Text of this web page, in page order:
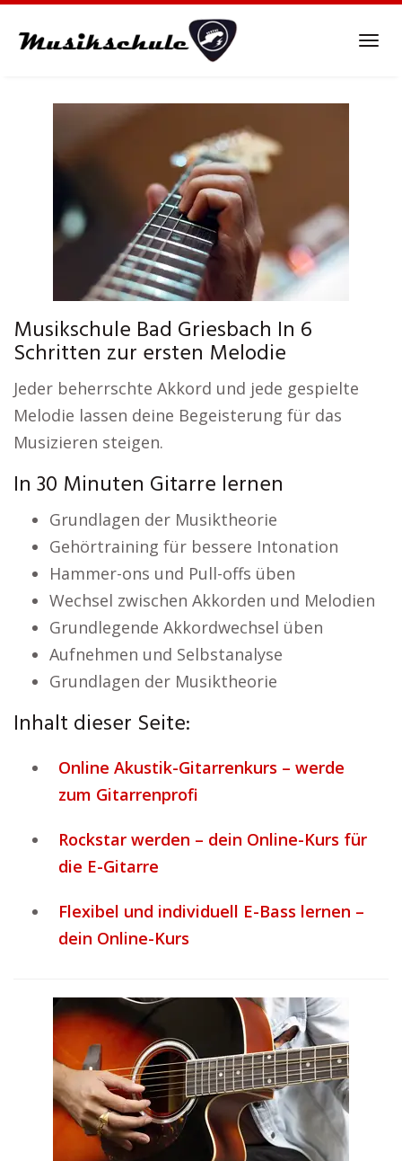
Musikschule Bad Griesbach In 6
Schritten zur ersten Melodie
Jeder beherrschte Akkord und jede gespielte
Melodie lassen deine Begeisterung für das
Musizieren steigen.
In 30 Minuten Gitarre lernen
Grundlagen der Musiktheorie
Gehörtraining für bessere Intonation
Hammer-ons und Pull-offs üben
Wechsel zwischen Akkorden und Melodien
Grundlegende Akkordwechsel üben
Aufnehmen und Selbstanalyse
Grundlagen der Musiktheorie
Inhalt dieser Seite:
Online Akustik-Gitarrenkurs – werde
zum Gitarrenprofi
Rockstar werden – dein Online-Kurs für
die E-Gitarre
Flexibel und individuell E-Bass lernen –
dein Online-Kurs